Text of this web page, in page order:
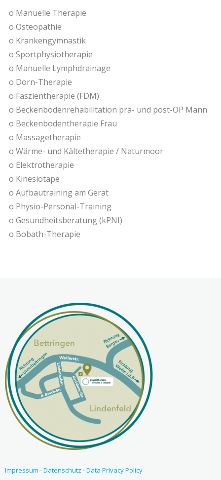
o Manuelle Therapie
o Osteopathie
o Krankengymnastik
o Sportphysiotherapie
o Manuelle Lymphdrainage
o Dorn-Therapie
o Faszientherapie (FDM)
o Beckenbodenrehabilitation prä- und post-OP Mann
o Beckenbodentherapie Frau
o Massagetherapie
o Wärme- und Kältetherapie / Naturmoor
o Elektrotherapie
o Kinesiotape
o Aufbautraining am Gerät
o Physio-Personal-Training
o Gesundheitsberatung (kPNI)
o Bobath-Therapie
Impressum -Datenschutz -Data Privacy Policy